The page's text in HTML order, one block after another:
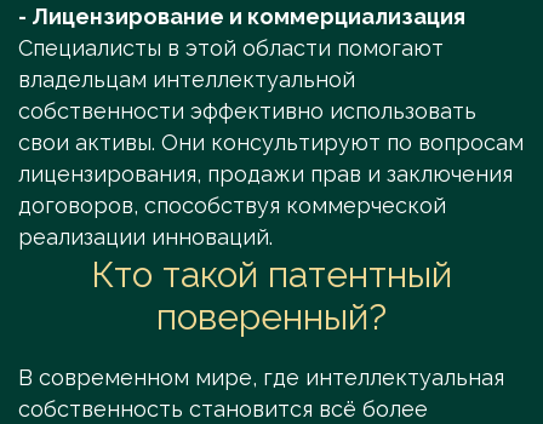
- Лицензирование и коммерциализация
Специалисты в этой области помогают
владельцам интеллектуальной
собственности эффективно использовать
свои активы. Они консультируют по вопросам
лицензирования, продажи прав и заключения
договоров, способствуя коммерческой
реализации инноваций.
Кто такой патентный
поверенный?
В современном мире, где интеллектуальная
собственность становится всё более